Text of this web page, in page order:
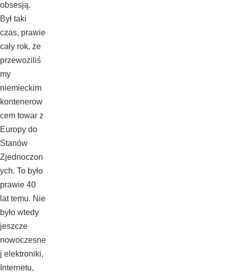
obsesją.
Był taki
czas, prawie
cały rok, że
przewoziliś
my
niemieckim
kontenerow
cem towar z
Europy do
Stanów
Zjednoczon
ych. To było
prawie 40
lat temu. Nie
było wtedy
jeszcze
nowoczesne
j elektroniki,
Internetu,